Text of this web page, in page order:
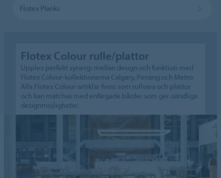
Flotex Planks
Flotex Colour rulle/plattor
Upplev perfekt synergi mellan design och funktion med
Flotex Colour-kollektionerna Calgary, Penang och Metro.
Alla Flotex Colour-artiklar finns som rullvara och plattor
och kan matchas med enfärgade bårder som ger oändliga
designmöjligheter.